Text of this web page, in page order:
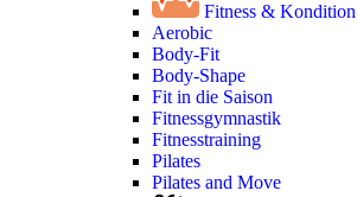
Fitness & Kondition
Aerobic
Body-Fit
Body-Shape
Fit in die Saison
Fitnessgymnastik
Fitnesstraining
Pilates
Pilates and Move